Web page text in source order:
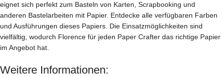
eignet sich perfekt zum Basteln von Karten, Scrapbooking und
anderen Bastelarbeiten mit Papier. Entdecke alle verfügbaren Farben
und Ausführungen dieses Papiers. Die Einsatzmöglichkeiten sind
vielfältig, wodurch Florence für jeden Paper Crafter das richtige Papier
im Angebot hat.
Weitere Informationen: